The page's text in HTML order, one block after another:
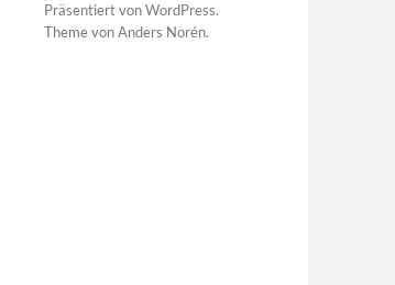
Präsentiert vonWordPress.
Theme vonAnders Norén.